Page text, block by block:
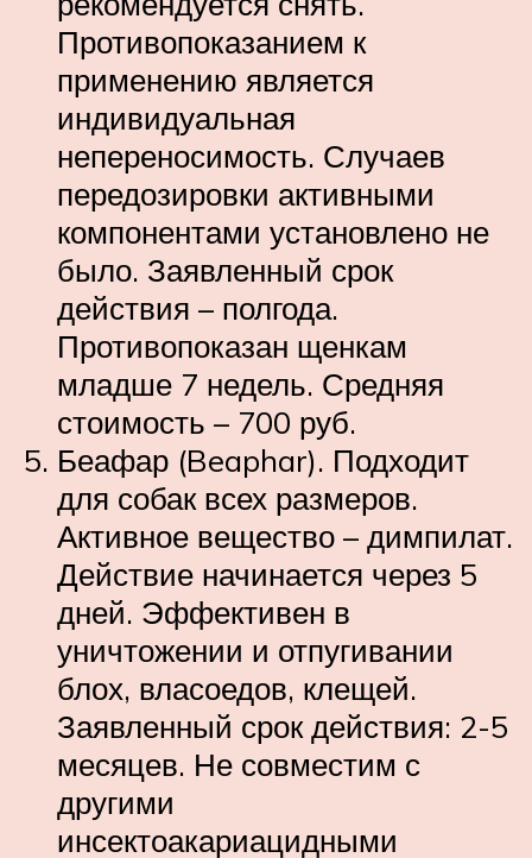
Противопоказанием к
применению является
индивидуальная
непереносимость. Случаев
передозировки активными
компонентами установлено не
было. Заявленный срок
действия – полгода.
Противопоказан щенкам
младше 7 недель. Средняя
стоимость – 700 руб.
Беафар (Beaphar). Подходит
для собак всех размеров.
Активное вещество – димпилат.
Действие начинается через 5
дней. Эффективен в
уничтожении и отпугивании
блох, власоедов, клещей.
Заявленный срок действия: 2-5
месяцев. Не совместим с
другими
инсектоакариацидными